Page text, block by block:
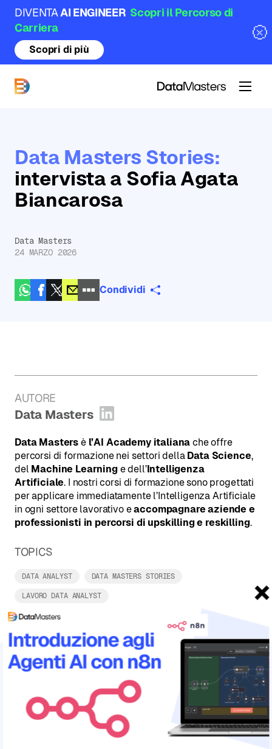
DIVENTAAI ENGINEER Scopri il Percorso di
Carriera
Scopri di più
Data Masters Stories:
intervista a Sofia Agata
Biancarosa
Data Masters
24 MARZO 2026
Condividi
AUTORE
:Data Masters
Data Masters è l’AI Academy italiana che offre
percorsi di formazione nei settori della Data Science,
del Machine Learninge dell’Intelligenza
Artificiale. I nostri corsi di formazione sono progettati
per applicare immediatamente l’Intelligenza Artificiale
in ogni settore lavorativo eaccompagnare aziende e
professionisti in percorsi di upskilling e reskilling.
TOPICS
DATA ANALYST DATA MASTERS STORIES
LAVORO DATA ANALYST
ARTICOLI CORRELATI
14
LUG